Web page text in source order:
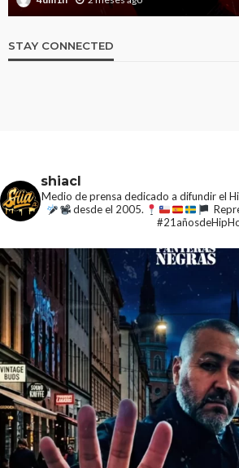
STAY CONNECTED
shiacl
Medio de prensa dedicado a difundir el
desde el 2005.